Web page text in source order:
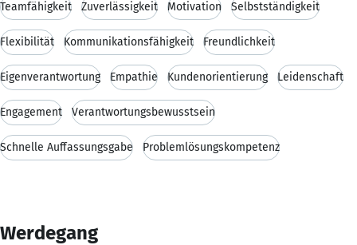
Teamfähigkeit Zuverlässigkeit Motivation Selbstständigkeit
Flexibilität Kommunikationsfähigkeit Freundlichkeit
Eigenverantwortung Empathie Kundenorientierung Leidenschaft
Engagement Verantwortungsbewusstsein
Schnelle Auffassungsgabe Problemlösungskompetenz
Werdegang